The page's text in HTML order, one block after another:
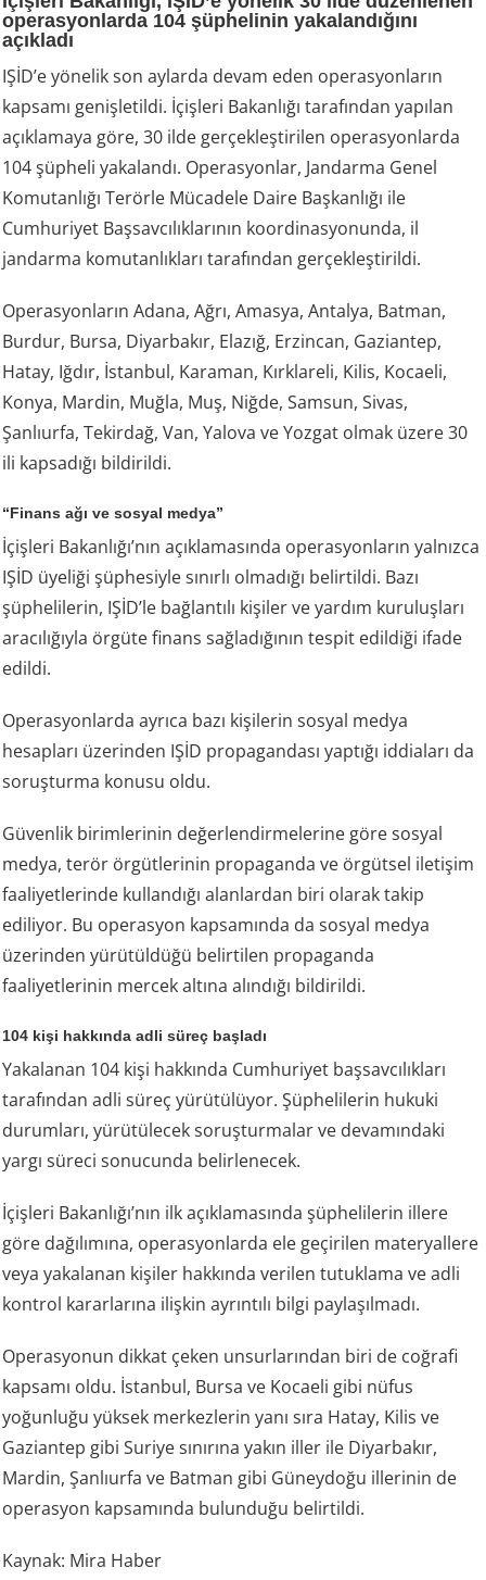
operasyonlarda 104 şüphelinin yakalandığını
açıkladı
IŞİD’e yönelik son aylarda devam eden operasyonların
kapsamı genişletildi. İçişleri Bakanlığı tarafından yapılan
açıklamaya göre, 30 ilde gerçekleştirilen operasyonlarda
104 şüpheli yakalandı. Operasyonlar, Jandarma Genel
Komutanlığı Terörle Mücadele Daire Başkanlığı ile
Cumhuriyet Başsavcılıklarının koordinasyonunda, il
jandarma komutanlıkları tarafından gerçekleştirildi.
Operasyonların Adana, Ağrı, Amasya, Antalya, Batman,
Burdur, Bursa, Diyarbakır, Elazığ, Erzincan, Gaziantep,
Hatay, Iğdır, İstanbul, Karaman, Kırklareli, Kilis, Kocaeli,
Konya, Mardin, Muğla, Muş, Niğde, Samsun, Sivas,
Şanlıurfa, Tekirdağ, Van, Yalova ve Yozgat olmak üzere 30
ili kapsadığı bildirildi.
“Finans ağı ve sosyal medya”
İçişleri Bakanlığı’nın açıklamasında operasyonların yalnızca
IŞİD üyeliği şüphesiyle sınırlı olmadığı belirtildi. Bazı
şüphelilerin, IŞİD’le bağlantılı kişiler ve yardım kuruluşları
aracılığıyla örgüte finans sağladığının tespit edildiği ifade
edildi.
Operasyonlarda ayrıca bazı kişilerin sosyal medya
hesapları üzerinden IŞİD propagandası yaptığı iddiaları da
soruşturma konusu oldu.
Güvenlik birimlerinin değerlendirmelerine göre sosyal
medya, terör örgütlerinin propaganda ve örgütsel iletişim
faaliyetlerinde kullandığı alanlardan biri olarak takip
ediliyor. Bu operasyon kapsamında da sosyal medya
üzerinden yürütüldüğü belirtilen propaganda
faaliyetlerinin mercek altına alındığı bildirildi.
104 kişi hakkında adli süreç başladı
Yakalanan 104 kişi hakkında Cumhuriyet başsavcılıkları
tarafından adli süreç yürütülüyor. Şüphelilerin hukuki
durumları, yürütülecek soruşturmalar ve devamındaki
yargı süreci sonucunda belirlenecek.
İçişleri Bakanlığı’nın ilk açıklamasında şüphelilerin illere
göre dağılımına, operasyonlarda ele geçirilen materyallere
veya yakalanan kişiler hakkında verilen tutuklama ve adli
kontrol kararlarına ilişkin ayrıntılı bilgi paylaşılmadı.
Operasyonun dikkat çeken unsurlarından biri de coğrafi
kapsamı oldu. İstanbul, Bursa ve Kocaeli gibi nüfus
yoğunluğu yüksek merkezlerin yanı sıra Hatay, Kilis ve
Gaziantep gibi Suriye sınırına yakın iller ile Diyarbakır,
Mardin, Şanlıurfa ve Batman gibi Güneydoğu illerinin de
operasyon kapsamında bulunduğu belirtildi.
Kaynak: Mira Haber